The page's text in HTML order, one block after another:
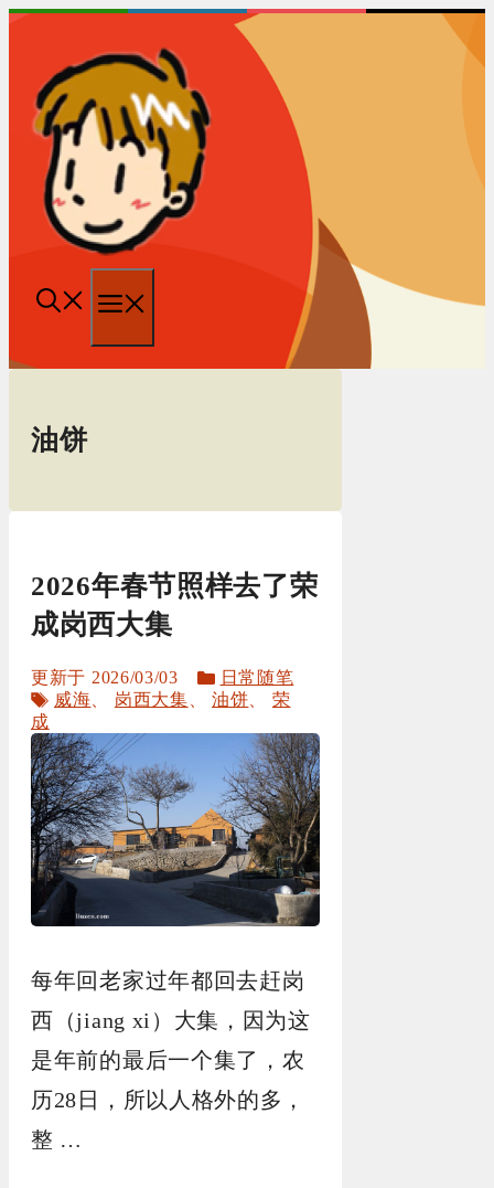
跳
单
油饼
2026年春节照样去了荣
成岗西大集
2026/03/03
分
类
日常随笔
标
威海 岗西大集 、油饼
荣
成
每年回老家过年都回去赶岗
西（jiang xi）大集，因为这
是年前的最后一个集了，农
历28日，所以人格外的多，
整 …